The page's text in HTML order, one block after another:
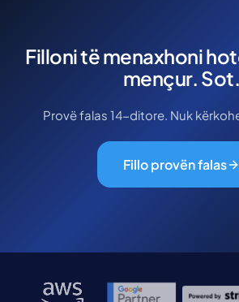
Filloni të menaxhoni
mençur. Sot.
Provë falas 14-ditore. Nuk
Fillo provën falas